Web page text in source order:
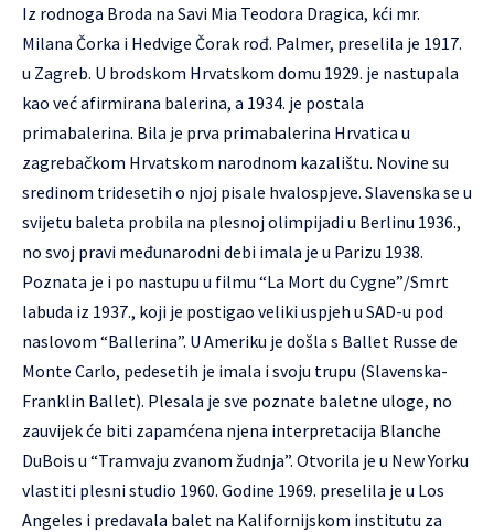
Iz rodnoga Broda na Savi Mia Teodora Dragica, kći mr.
Milana Čorka i Hedvige Čorak rođ. Palmer, preselila je 1917.
u Zagreb. U brodskom Hrvatskom domu 1929. je nastupala
kao već afirmirana balerina, a 1934. je postala
primabalerina. Bila je prva primabalerina Hrvatica u
zagrebačkom Hrvatskom narodnom kazalištu. Novine su
sredinom tridesetih o njoj pisale hvalospjeve. Slavenska se u
svijetu baleta probila na plesnoj olimpijadi u Berlinu 1936.,
no svoj pravi međunarodni debi imala je u Parizu 1938.
Poznata je i po nastupu u filmu “La Mort du Cygne”/Smrt
labuda iz 1937., koji je postigao veliki uspjeh u SAD-u pod
naslovom “Ballerina”. U Ameriku je došla s Ballet Russe de
Monte Carlo, pedesetih je imala i svoju trupu (Slavenska-
Franklin Ballet). Plesala je sve poznate baletne uloge, no
zauvijek će biti zapamćena njena interpretacija Blanche
DuBois u “Tramvaju zvanom žudnja”. Otvorila je u New Yorku
vlastiti plesni studio 1960. Godine 1969. preselila je u Los
Angeles i predavala balet na Kalifornijskom institutu za